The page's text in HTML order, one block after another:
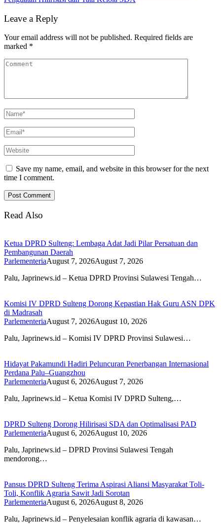
Leave a Reply
Your email address will not be published. Required fields are
marked *
Save my name, email, and website in this browser for the next
time I comment.
Read Also
Ketua DPRD Sulteng: Lembaga Adat Jadi Pilar Persatuan dan
Pembangunan Daerah
ParlementeriaAugust 7, 2026August 7, 2026
Palu, Japrinews.id – Ketua DPRD Provinsi Sulawesi Tengah…
Komisi IV DPRD Sulteng Dorong Kepastian Hak Guru ASN DPK
di Madrasah
ParlementeriaAugust 7, 2026August 10, 2026
Palu, Japrinews.id – Komisi IV DPRD Provinsi Sulawesi…
Hidayat Pakamundi Hadiri Peluncuran Penerbangan Internasional
Perdana Palu–Guangzhou
ParlementeriaAugust 6, 2026August 7, 2026
Palu, Japrinews.id – Ketua Komisi IV DPRD Sulteng,…
DPRD Sulteng Dorong Hilirisasi SDA dan Optimalisasi PAD
ParlementeriaAugust 6, 2026August 10, 2026
Palu, Japrinews.id – DPRD Provinsi Sulawesi Tengah
mendorong…
Pansus DPRD Sulteng Terima Aspirasi Aliansi Masyarakat Toli-
Toli, Konflik Agraria Sawit Jadi Sorotan
ParlementeriaAugust 6, 2026August 8, 2026
Palu, Japrinews.id – Penyelesaian konflik agraria di kawasan…